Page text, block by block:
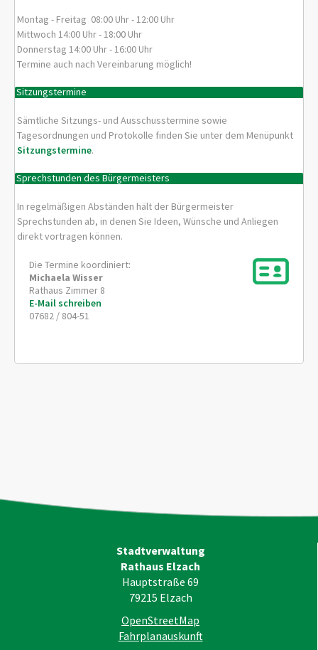
Montag - Freitag 08:00 Uhr - 12:00 Uhr
Mittwoch 14:00 Uhr - 18:00 Uhr
Donnerstag 14:00 Uhr - 16:00 Uhr
Termine auch nach Vereinbarung möglich!
Sitzungstermine
Sämtliche Sitzungs- und Ausschusstermine sowie
Tagesordnungen und Protokolle finden Sie unter dem Menüpunkt
Sitzungstermine.
Sprechstunden des Bürgermeisters
In regelmäßigen Abständen hält der Bürgermeister
Sprechstunden ab, in denen Sie Ideen, Wünsche und Anliegen
direkt vortragen können.
Die Termine koordiniert:
Michaela Wisser
Rathaus Zimmer 8
E-Mail schreiben
07682 / 804-51
Stadtverwaltung
Rathaus Elzach
Hauptstraße 69
79215 Elzach
OpenStreetMap
Fahrplanauskunft